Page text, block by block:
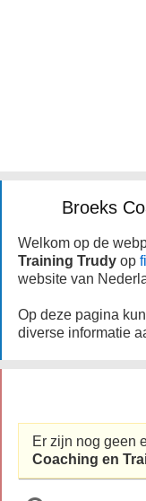
Broeks
Welkom op de
Training Trudy op
website van
Op deze pagina
diverse informatie
Er zijn nog geen
Coaching en